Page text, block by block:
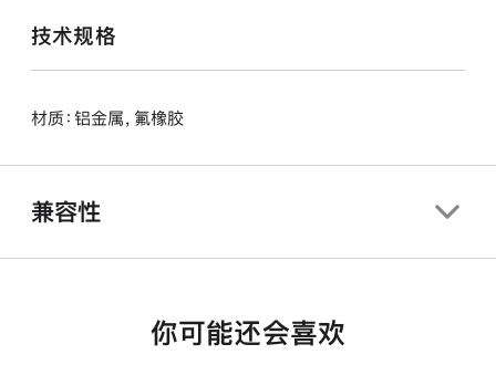
技术规格
材质：铝金属，氟橡胶
兼容性
你可能还会喜欢